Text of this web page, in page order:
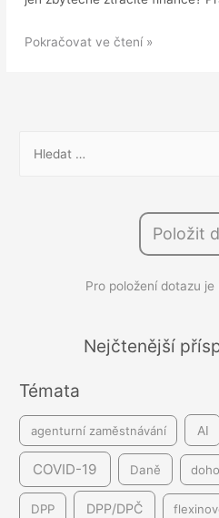
VIDEO:
tvrdí,
Pokračovat ve čtení »
í
Položit
Pro položení dotazu
Nejčtenější
Témata
agenturní zaměstnávání AI
COVID-19 Daně
DPP DPP/DPČ